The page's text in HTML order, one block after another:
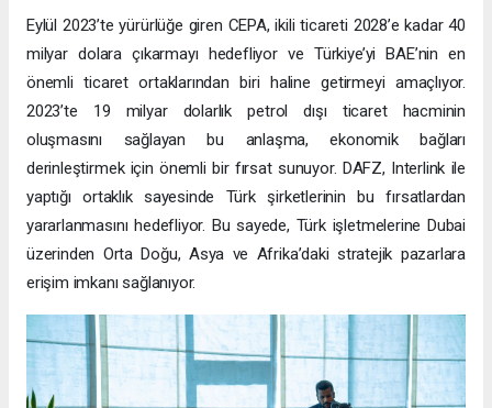
Eylül 2023’te yürürlüğe giren CEPA, ikili ticareti 2028’e kadar 40
milyar dolara çıkarmayı hedefliyor ve Türkiye’yi BAE’nin en
önemli ticaret ortaklarından biri haline getirmeyi amaçlıyor.
2023’te 19 milyar dolarlık petrol dışı ticaret hacminin
oluşmasını sağlayan bu anlaşma, ekonomik bağları
derinleştirmek için önemli bir fırsat sunuyor. DAFZ, Interlink ile
yaptığı ortaklık sayesinde Türk şirketlerinin bu fırsatlardan
yararlanmasını hedefliyor. Bu sayede, Türk işletmelerine Dubai
üzerinden Orta Doğu, Asya ve Afrika’daki stratejik pazarlara
erişim imkanı sağlanıyor.